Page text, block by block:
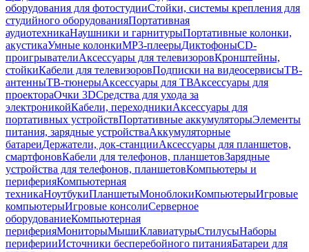
оборудования для фотостудииСтойки, системы крепления для
студийного оборудованияПортативная
аудиотехникаНаушники и гарнитурыПортативные колонки,
акустикаУмные колонкиMP3-плеерыДиктофоныCD-
проигрывателиАксессуары для телевизоровКронштейны,
стойкиКабели для телевизоровПодписки на видеосервисыТВ-
антенныТВ-тюнерыАксессуары для ТВАксессуары для
проектораОчки 3DСредства для ухода за
электроникойКабели, переходникиАксессуары для
портативных устройствПортативные аккумуляторыЭлементы
питания, зарядные устройстваАккумуляторные
батареиДержатели, док-станцииАксессуары для планшетов,
смартфоновКабели для телефонов, планшетовЗарядные
устройства для телефонов, планшетовКомпьютеры и
периферияКомпьютерная
техникаНоутбукиПланшетыМоноблокиКомпьютерыИгровые
компьютерыИгровые консолиСерверное
оборудованиеКомпьютерная
периферияМониторыМышиКлавиатурыСтилусыНаборы
периферииИсточники бесперебойного питанияБатареи для